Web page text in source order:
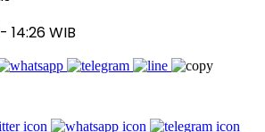
- 14:26 WIB